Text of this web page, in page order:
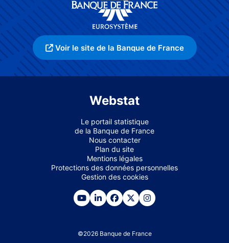
Voir le site de la Banque de France
Webstat
Le portail statistique
de la Banque de France
Nous contacter
Plan du site
Mentions légales
Protections des données personnelles
Gestion des cookies
©2026 Banque de France